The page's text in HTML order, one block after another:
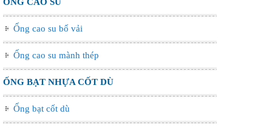
Ống cao su bố vải
Ống cao su mành thép
ỐNG BẠT NHỰA CỐT DÙ
Ống bạt cốt dù